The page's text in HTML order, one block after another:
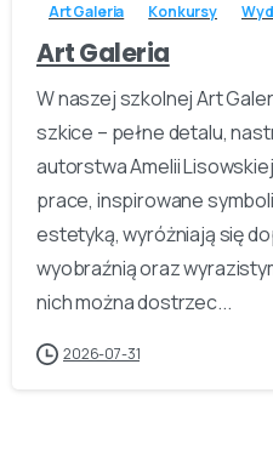
Art Galeria Konkursy
Art Galeria
W naszej szkolnej Art
szkice – pełne detalu,
autorstwa Amelii
prace, inspirowane
estetyką, wyróżniają się
wyobraźnią oraz
nich można dostrzec...
2026-07-31